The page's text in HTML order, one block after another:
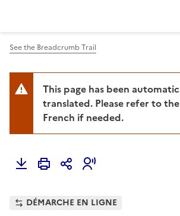
See the Breadcrumb Trail
This page has been automatically
translated. Please refer to
French if needed.
DÉMARCHE EN LIGNE